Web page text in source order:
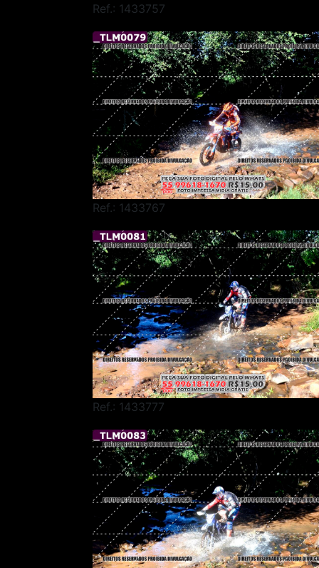
Ref.: 1433757
Ref.: 1433767
Ref.: 1433777